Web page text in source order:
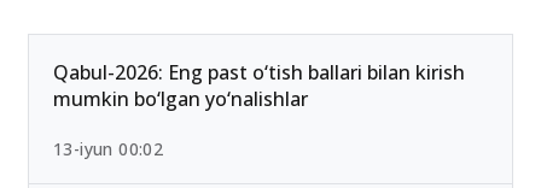
Qabul-2026: Eng past o‘tish ballari bilan kirish
mumkin bo‘lgan yo‘nalishlar
13-iyun 00:02